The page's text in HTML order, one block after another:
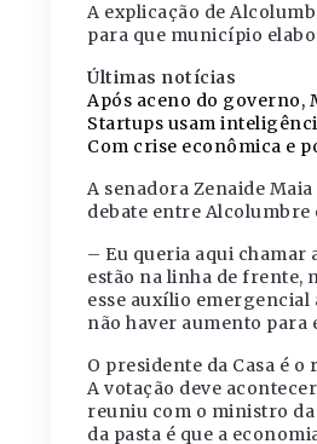
A explicação de
para que município
Últimas notícias
Após aceno do governo,
Startups usam
Com crise econômica e
A senadora Zenaide
debate entre Alcolumbre
– Eu queria aqui chamar
estão na linha de frente,
esse auxílio emergencial
não haver aumento para
O presidente da Casa é
A votação deve
reuniu com o ministro da
da pasta é que a